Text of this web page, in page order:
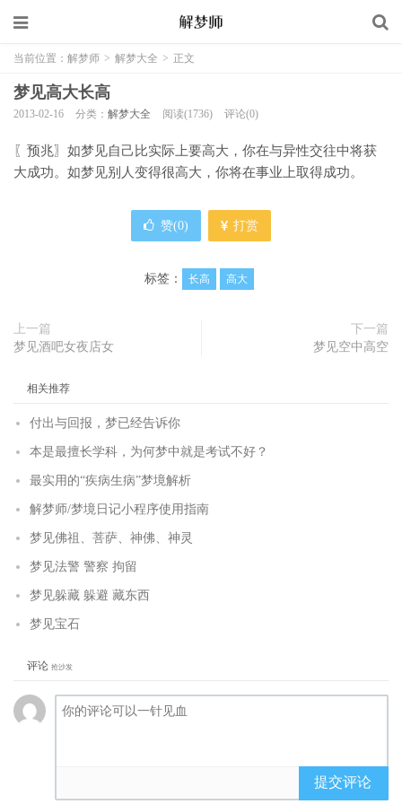
当前位置： 解梦师 > 解梦大全 > 正文
梦见高大长高
2013-02-16 分类： 解梦大全 阅读(1736) 评论(0)
〖预兆〗如梦见自己比实际上要高大，你在与异性交往中将获
大成功。如梦见别人变得很高大，你将在事业上取得成功。
赞(0) 打赏
标签： 长高 高大
上一篇
梦见酒吧女夜店女
下一篇
梦见空中高空
相关推荐
付出与回报，梦已经告诉你
本是最擅长学科，为何梦中就是考试不好？
最实用的“疾病生病”梦境解析
解梦师/梦境日记小程序使用指南
梦见佛祖、菩萨、神佛、神灵
梦见法警 警察 拘留
梦见躲藏 躲避 藏东西
梦见宝石
评论 抢沙发
提交评论